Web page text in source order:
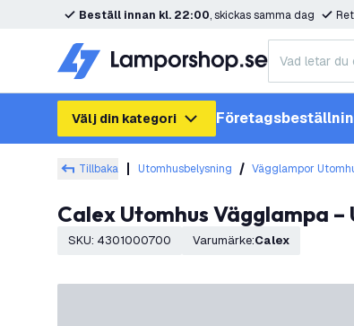
Beställ innan kl. 22:00, skickas samma dag
Välj din kategori
Tillbaka Utomhusbelysning Vägglampor
Calex Utomhus Vägglampa
SKU: 4301000700 Varumärke: Calex